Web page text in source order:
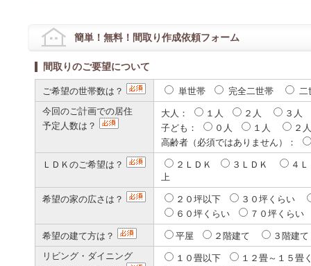
簡単！無料！間取り作成依頼フォーム
間取りのご要望について
ご希望の世帯数は？ 単世帯 完全二世帯
二
今回のご計画での居住
予定人数は？
大人： １人 ２人
３人
子ども：
０人 １人
２
高齢者（必須ではありません）：
ＬＤＫのご希望は？ ２ＬＤＫ ３ＬＤＫ
４
上
希望の家の広さは？ ２０坪以下
３０坪くらい
６０坪くらい
７０坪くら
希望の建て方は？ 平屋 ２階建て
３階建
リビング・ダイニング
１０畳以下
１２畳～１５